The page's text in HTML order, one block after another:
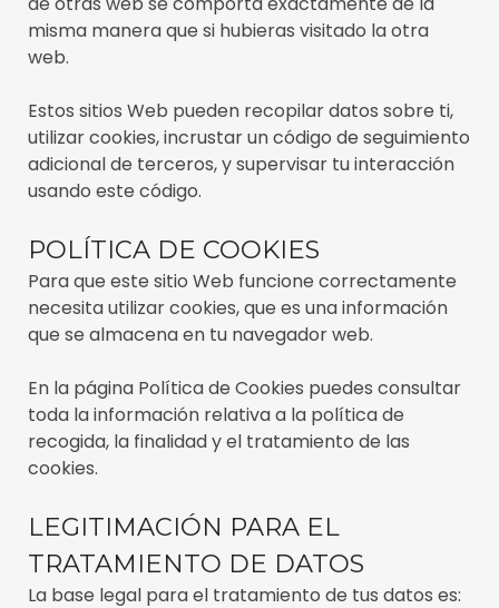
misma manera que si hubieras visitado la otra
web.
Estos sitios Web pueden recopilar datos sobre ti,
utilizar cookies, incrustar un código de seguimiento
adicional de terceros, y supervisar tu interacción
usando este código.
POLÍTICA DE COOKIES
Para que este sitio Web funcione correctamente
necesita utilizar cookies, que es una información
que se almacena en tu navegador web.
En la página Política de Cookies puedes consultar
toda la información relativa a la política de
recogida, la finalidad y el tratamiento de las
cookies.
LEGITIMACIÓN PARA EL
TRATAMIENTO DE DATOS
La base legal para el tratamiento de tus datos es: